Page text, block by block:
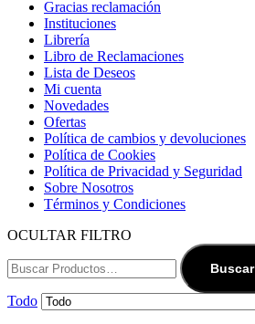
Gracias reclamación
Instituciones
Librería
Libro de Reclamaciones
Lista de Deseos
Mi cuenta
Novedades
Ofertas
Política de cambios y devoluciones
Política de Cookies
Política de Privacidad y Seguridad
Sobre Nosotros
Términos y Condiciones
OCULTAR FILTRO
Buscar
Todo